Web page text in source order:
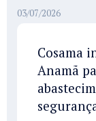
03/07/2026
Cosama
Anamã